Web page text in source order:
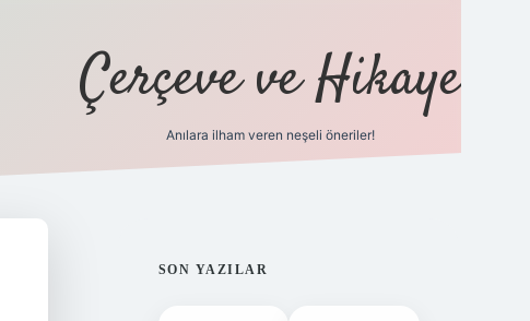
Çerçeve ve Hikaye
Anılara ilham veren neşeli öneriler!
SIDEBAR
SON YAZILAR